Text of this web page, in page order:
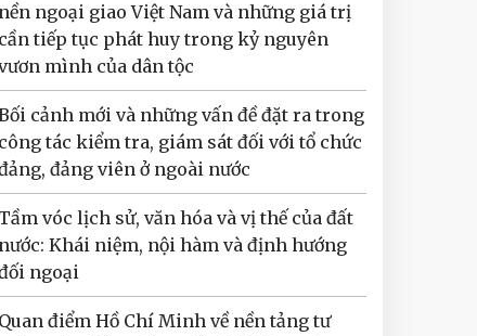
nền ngoại giao Việt Nam và những giá trị
cần tiếp tục phát huy trong kỷ nguyên
mình của dân tộc
cảnh mới và những vấn đề đặt ra trong
công tác kiểm tra, giám sát đối với tổ chức
đảng viên ở ngoài nước
Tầm vóc lịch sử, văn hóa và vị thế của đất
nước: Khái niệm, nội hàm và định hướng
ngoại
Quan điểm Hồ Chí Minh về nền tảng tư